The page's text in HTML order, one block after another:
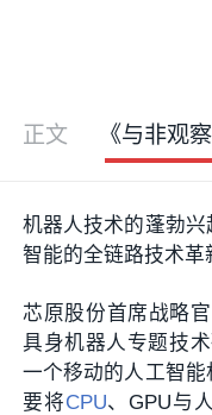
正文 《与非观
机器人技术的蓬勃
智能的全链路技术革
芯原股份首席战略
具身机器人专题技
一个移动的人工智
要将CPU、GPU与